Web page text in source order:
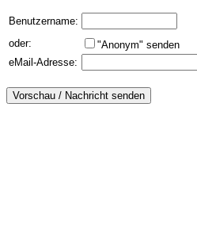
Benutzername:
oder:
"Anonym" senden
eMail-Adresse: